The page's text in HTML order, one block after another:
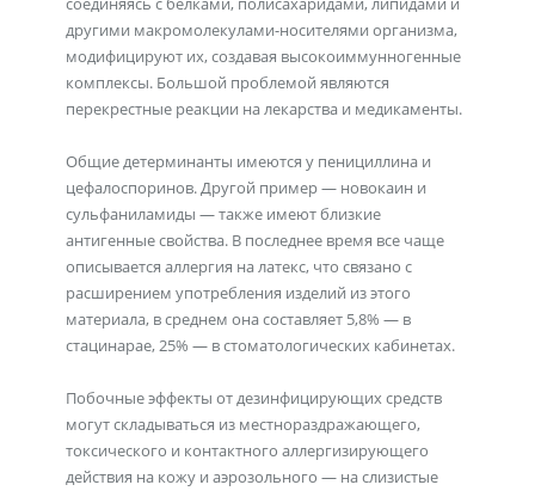
другими макромолекулами-носителями организма,
модифицируют их, создавая высокоиммунногенные
комплексы. Большой проблемой являются
перекрестные реакции на лекарства и медикаменты.
Общие детерминанты имеются у пенициллина и
цефалоспоринов. Другой пример — новокаин и
сульфаниламиды — также имеют близкие
антигенные свойства. В последнее время все чаще
описывается аллергия на латекс, что связано с
расширением употребления изделий из этого
материала, в среднем она составляет 5,8% — в
стацинарае, 25% — в стоматологических кабинетах.
Побочные эффекты от дезинфицирующих средств
могут складываться из местнораздражающего,
токсического и контактного аллергизирующего
действия на кожу и аэрозольного — на слизистые